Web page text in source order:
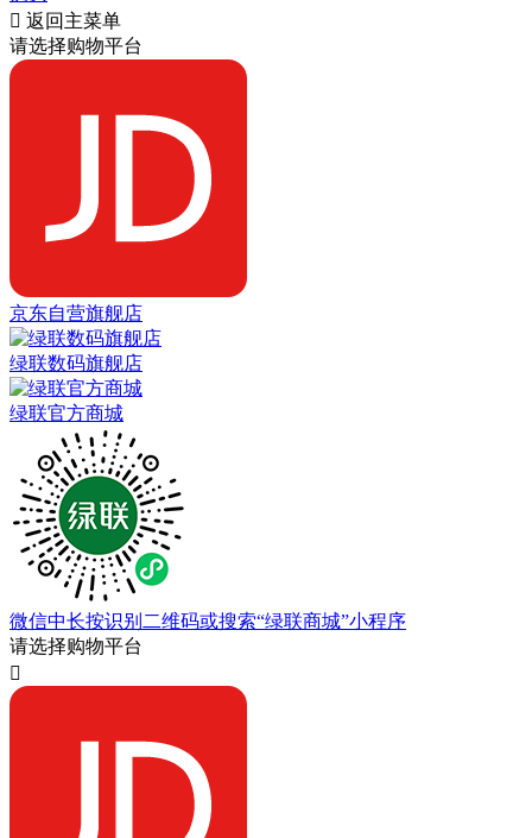
 返回主菜单
请选择购物平台
京东自营旗舰店
绿联数码旗舰店
绿联官方商城
微信中长按识别二维码或搜索“绿联商城”小程序
请选择购物平台
